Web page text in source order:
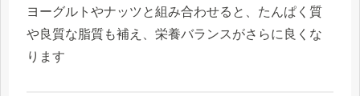
ヨーグルトやナッツと組み合わせると、たんぱく質
や良質な脂質も補え、栄養バランスがさらに良くな
ります